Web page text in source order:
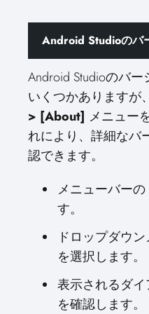
Android Studioのバ
Android Studioのバ
いくつかありますが
> [About] メニュー
れにより、詳細なバ
認できます。
メニューバーの
す。
ドロップダウ
を選択します。
表示されるダ
を確認します。